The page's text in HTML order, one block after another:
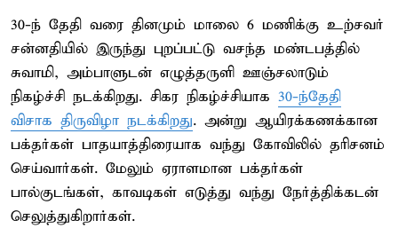
30-ந் தேதி வரை தினமும் மாலை 6 மணிக்கு உற்சவர்
சன்னதியில் இருந்து புறப்பட்டு வசந்த மண்டபத்தில்
சுவாமி, அம்பாளுடன் எழுத்தருளி ஊஞ்சலாடும்
நிகழ்ச்சி நடக்கிறது. சிகர நிகழ்ச்சியாக 30-ந்தேதி
விசாக திருவிழா நடக்கிறது. அன்று ஆயிரக்கணக்கான
பக்தர்கள் பாதயாத்திரையாக வந்து கோவிலில் தரிசனம்
செய்வார்கள். மேலும் ஏராளமான பக்தர்கள்
பால்குடங்கள், காவடிகள் எடுத்து வந்து நேர்த்திக்கடன்
செலுத்துகிறார்கள்.